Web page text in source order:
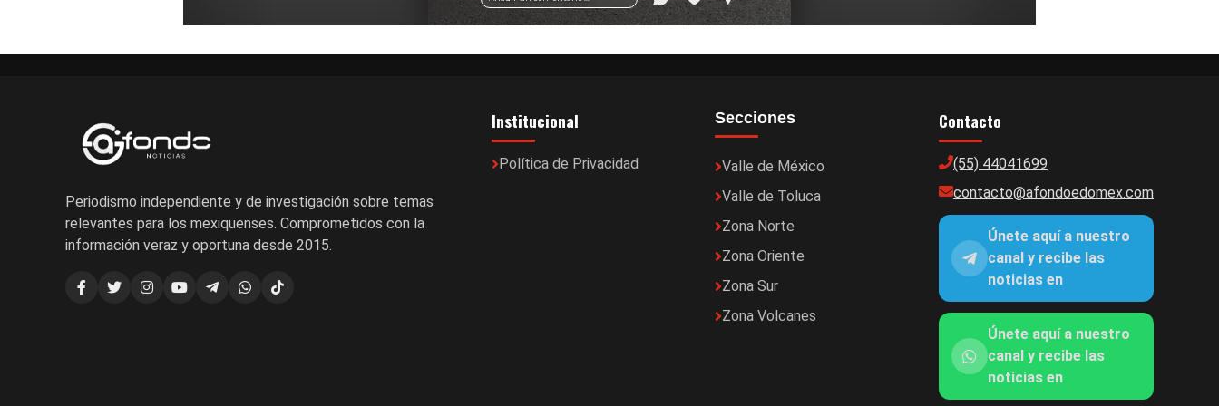
Periodismo independiente y de investigación sobre temas
relevantes para los mexiquenses. Comprometidos con la
información veraz y oportuna desde 2015.
Institucional
Política de Privacidad
Secciones
Valle de México
Valle de Toluca
Zona Norte
Zona Oriente
Zona Sur
Zona Volcanes
Contacto
(55) 44041699
contacto@afondoedomex.com
Únete aquí a nuestro
canal y recibe las
noticias en
Únete aquí a nuestro
canal y recibe las
noticias en